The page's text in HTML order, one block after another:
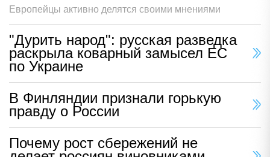
Европейцы активно делятся своими мнениями
"Дурить народ": русская разведка
раскрыла коварный замысел ЕС
по Украине
В Финляндии признали горькую
правду о России
Почему рост сбережений не